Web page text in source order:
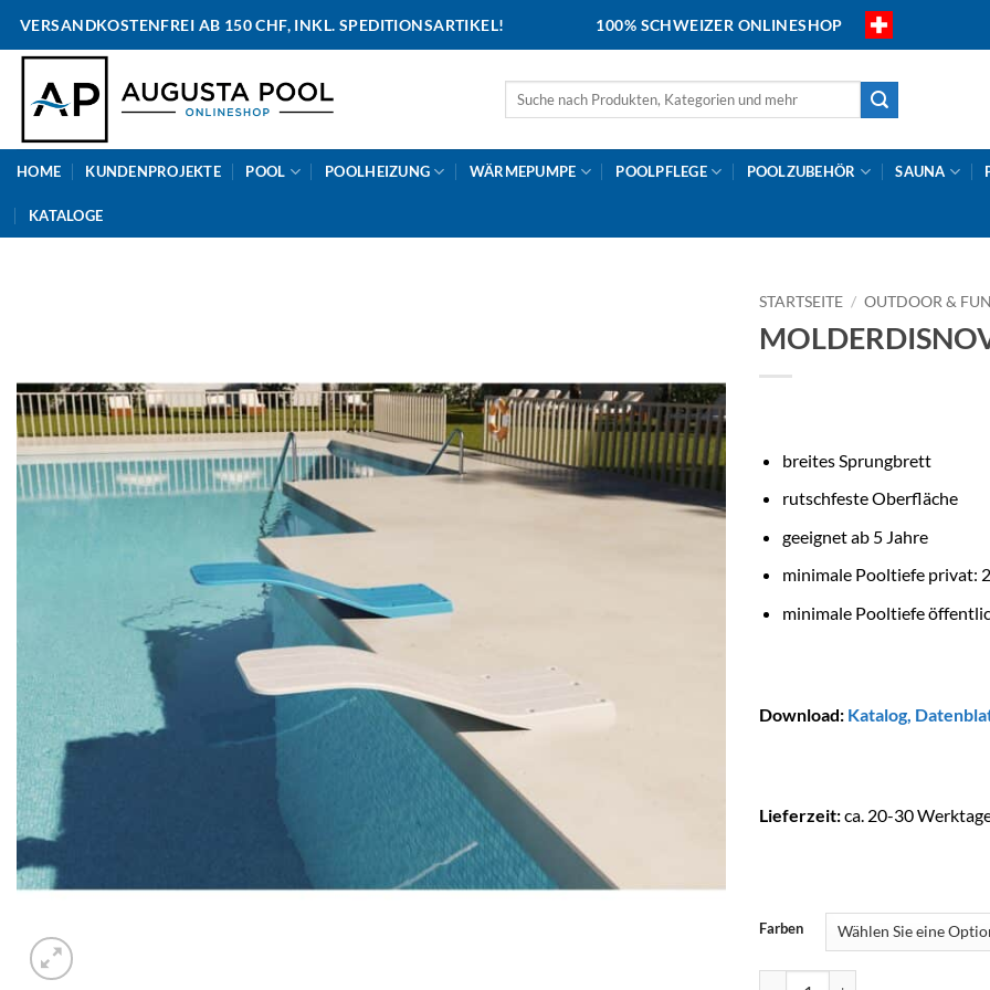
VERSANDKOSTENFREI AB 150 CHF, INKL. SPEDITIONSARTIKEL! 100% SCHWEIZER ONLINESHOP
Suche
HOME KUNDENPROJEKTE POOL POOLHEIZUNG WÄRMEPUMPE POOLPFLEGE POOLZUBEHÖR SAUNA
KATALOGE
STARTSEITE / OUTDOOR & FUN
breites Sprungbrett
rutschfeste Oberfläche
geeignet ab 5 Jahre
minimale Pooltiefe privat:
minimale Pooltiefe
Download: Katalog
Lieferzeit:ca. 20-30
Farben